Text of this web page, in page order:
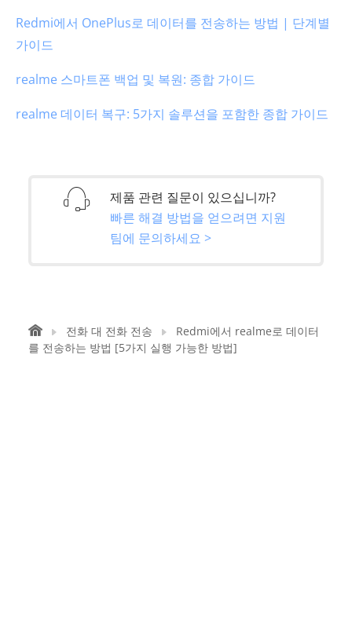
Redmi에서 OnePlus로 데이터를 전송하는 방법 | 단계별
가이드
realme 스마트폰 백업 및 복원: 종합 가이드
realme 데이터 복구: 5가지 솔루션을 포함한 종합 가이드
제품 관련 질문이 있으십니까?
빠른 해결 방법을 얻으려면 지원
팀에 문의하세요 >
전화 대 전화 전송
Redmi에서 realme로 데이터
를 전송하는 방법 [5가지 실행 가능한 방법]